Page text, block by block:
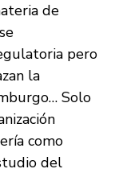
de
pero
la
Solo
como
del